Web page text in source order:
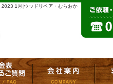
2023 1月|ウッドリペア・むらおか